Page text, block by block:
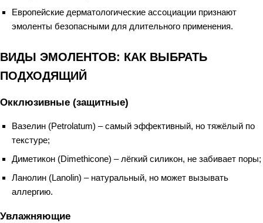
Европейские дерматологические ассоциации признают
эмоленты безопасными для длительного применения.
ВИДЫ ЭМОЛЕНТОВ: КАК ВЫБРАТЬ
ПОДХОДЯЩИЙ
Окклюзивные (защитные)
Вазелин (Petrolatum) – самый эффективный, но тяжёлый по
текстуре;
Диметикон (Dimethicone) – лёгкий силикон, не забивает поры;
Ланолин (Lanolin) – натуральный, но может вызывать
аллергию.
Увлажняющие